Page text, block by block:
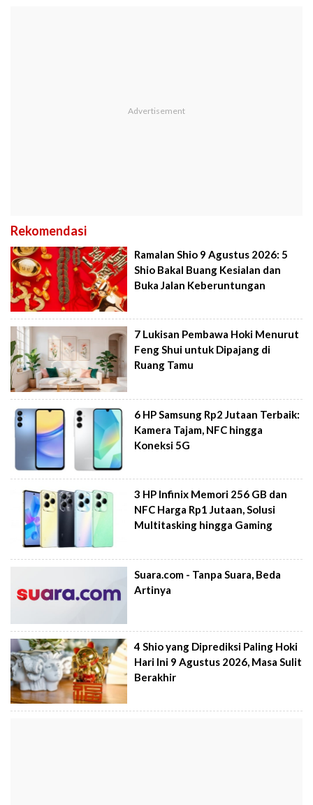
Rekomendasi
Ramalan Shio 9 Agustus 2026: 5
Shio Bakal Buang Kesialan dan
Buka Jalan Keberuntungan
7 Lukisan Pembawa Hoki Menurut
Feng Shui untuk Dipajang di
Ruang Tamu
6 HP Samsung Rp2 Jutaan Terbaik:
Kamera Tajam, NFC hingga
Koneksi 5G
3 HP Infinix Memori 256 GB dan
NFC Harga Rp1 Jutaan, Solusi
Multitasking hingga Gaming
Suara.com - Tanpa Suara, Beda
Artinya
4 Shio yang Diprediksi Paling Hoki
Hari Ini 9 Agustus 2026, Masa Sulit
Berakhir